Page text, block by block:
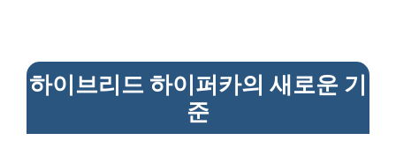
하이브리드 하이퍼카의 새로운 기
준